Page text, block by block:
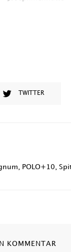
TWITTER
POLO+10
KOMMENTAR